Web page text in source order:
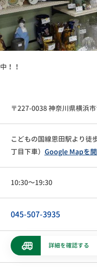
！！
〒227-0038 神奈川県横浜
こどもの国線恩田駅より徒
丁目下車） Google Mapを開
10:30～19:30
045-507-3935
詳細を確認する